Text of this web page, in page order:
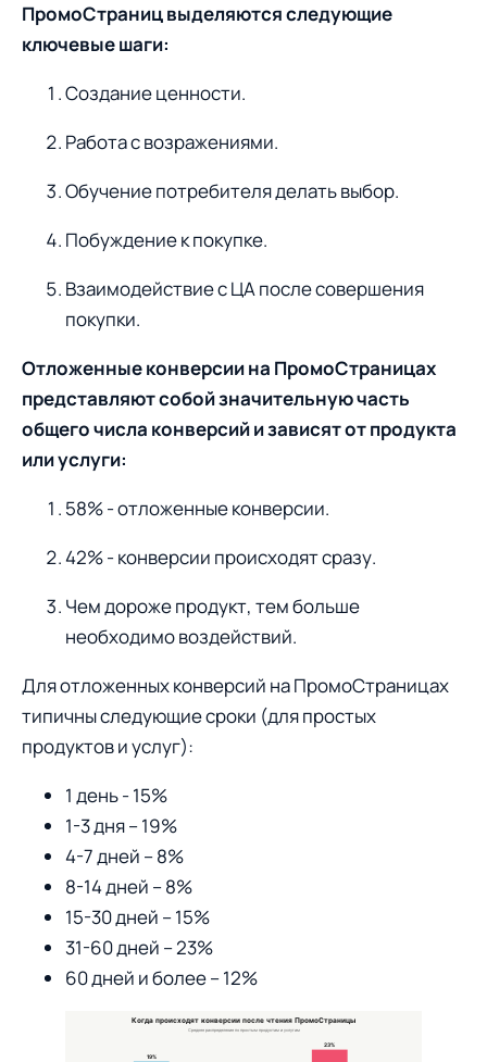
ПромоСтраниц выделяются следующие
ключевые шаги:
Создание ценности.
Работа с возражениями.
Обучение потребителя делать выбор.
Побуждение к покупке.
Взаимодействие с ЦА после совершения
покупки.
Отложенные конверсии на ПромоСтраницах
представляют собой значительную часть
общего числа конверсий и зависят от продукта
или услуги:
58% - отложенные конверсии.
42% - конверсии происходят сразу.
Чем дороже продукт, тем больше
необходимо воздействий.
Для отложенных конверсий на ПромоСтраницах
типичны следующие сроки (для простых
продуктов и услуг):
1 день - 15%
1-3 дня – 19%
4-7 дней – 8%
8-14 дней – 8%
15-30 дней – 15%
31-60 дней – 23%
60 дней и более – 12%
Когда происходят конверсии после чтения ПромоСтраницы
Среднее распределение по простым продуктам и услугам
19%
23%